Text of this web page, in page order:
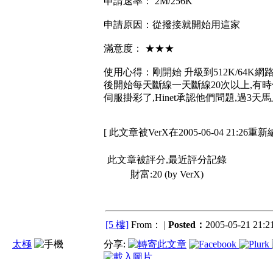
申請原因：從撥接就開始用這家
滿意度： ★★★
使用心得：剛開始 升級到512K/64K網
後開始每天斷線一天斷線20次以上,有
伺服掛彩了,Hinet承認他們問題,過3天
[ 此文章被VerX在2005-06-04 21:26重新
此文章被評分,最近評分記錄
財富:20 (by VerX)
[5 樓] From： | Posted： 2005-05-21
太極
分享: